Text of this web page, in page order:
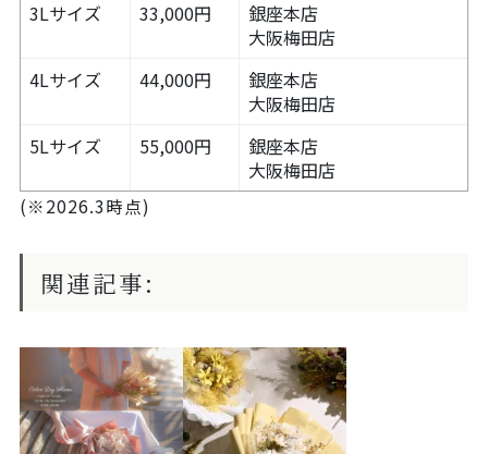
3Lサイズ 33,000円
銀座本店
大阪梅田店
4Lサイズ
44,000円
銀座本店
大阪梅田店
5Lサイズ
55,000円
銀座本店
大阪梅田店
(※2026.3時点)
関連記事: